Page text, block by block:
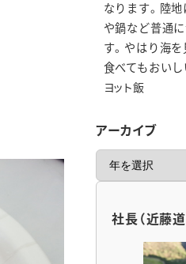
ヨット飯
なります。陸
や鍋など普通
す。やはり海
食べてもおい
アーカイブ
ー
社長（近藤